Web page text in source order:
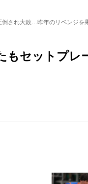
倒され大敗…昨年のリベンジ
もセットプレ